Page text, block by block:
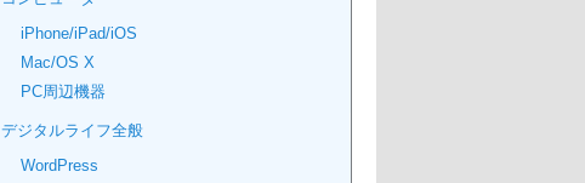
iPhone/iPad/iOS
Mac/OS X
PC周辺機器
デジタルライフ全般
WordPress